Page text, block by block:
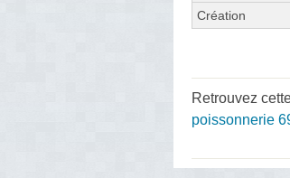
Création
Retrouvez
poissonnerie